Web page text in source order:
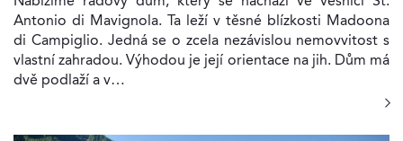
Antonio di Mavignola. Ta leží v těsné blízkosti Madoona
di Campiglio. Jedná se o zcela nezávislou nemovvitost s
vlastní zahradou. Výhodou je její orientace na jih. Dům má
dvě podlaží a v…